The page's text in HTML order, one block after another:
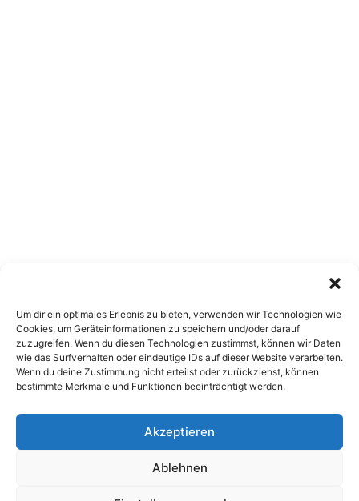
Um dir ein optimales Erlebnis zu bieten, verwenden wir Technologien wie
Cookies, um Geräteinformationen zu speichern und/oder darauf
zuzugreifen. Wenn du diesen Technologien zustimmst, können wir Daten
wie das Surfverhalten oder eindeutige IDs auf dieser Website verarbeiten.
Wenn du deine Zustimmung nicht erteilst oder zurückziehst, können
bestimmte Merkmale und Funktionen beeinträchtigt werden.
Akzeptieren
Ablehnen
Copyright 2026, All Rights Reserved